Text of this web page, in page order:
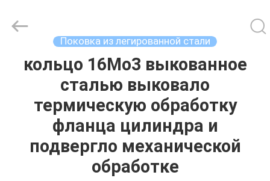
ДОМ
ПРОДУКТЫ
РОЛИКИ
Flange
Поковка из легированной стали
кольцо 16Mo3 выкованное
сталью выковало
термическую обработку
фланца цилиндра и
подвергло механической
обработке